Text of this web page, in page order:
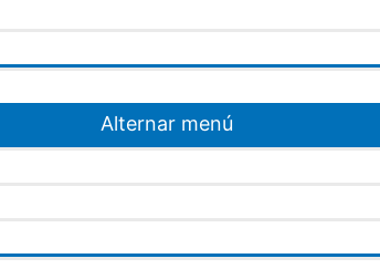
Alternar menú